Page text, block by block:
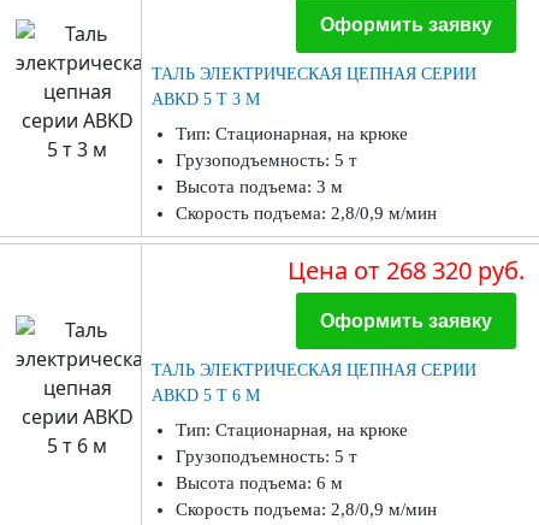
Оформить заявку
ТАЛЬ ЭЛЕКТРИЧЕСКАЯ ЦЕПНАЯ СЕРИИ
ABKD 5 Т 3 М
Тип: Стационарная, на крюке
Грузоподъемность: 5 т
Высота подъема: 3 м
Скорость подъема: 2,8/0,9 м/мин
Цена от 268 320 руб.
Оформить заявку
ТАЛЬ ЭЛЕКТРИЧЕСКАЯ ЦЕПНАЯ СЕРИИ
ABKD 5 Т 6 М
Тип: Стационарная, на крюке
Грузоподъемность: 5 т
Высота подъема: 6 м
Скорость подъема: 2,8/0,9 м/мин